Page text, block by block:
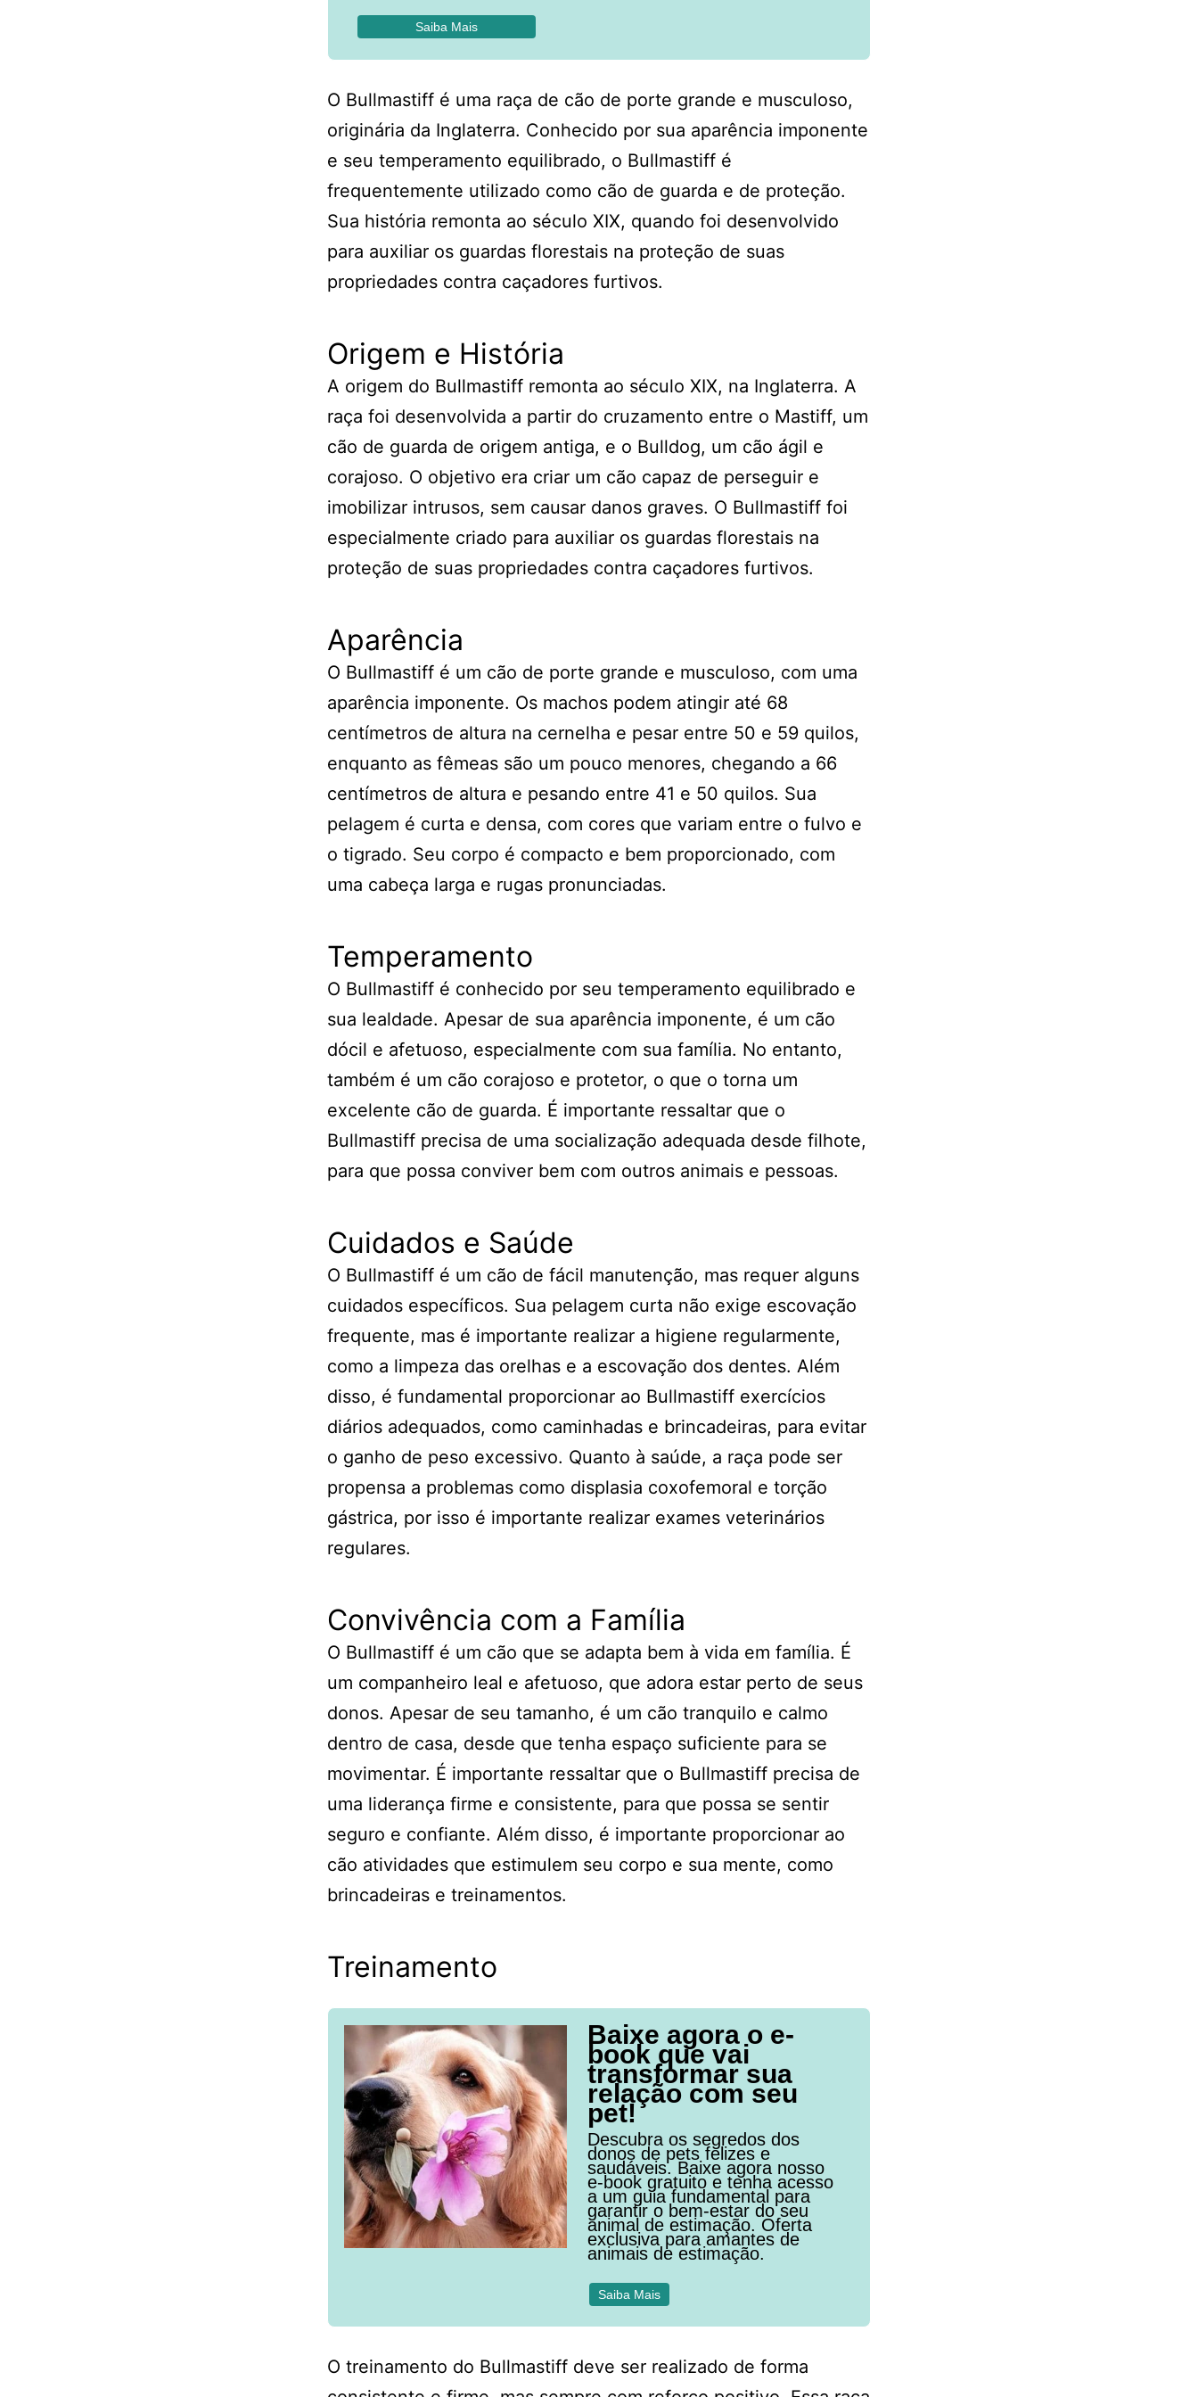
Saiba Mais
O Bullmastiff é uma raça de cão de porte grande e musculoso,
originária da Inglaterra. Conhecido por sua aparência imponente
e seu temperamento equilibrado, o Bullmastiff é
frequentemente utilizado como cão de guarda e de proteção.
Sua história remonta ao século XIX, quando foi desenvolvido
para auxiliar os guardas florestais na proteção de suas
propriedades contra caçadores furtivos.
Origem e História
A origem do Bullmastiff remonta ao século XIX, na Inglaterra. A
raça foi desenvolvida a partir do cruzamento entre o Mastiff, um
cão de guarda de origem antiga, e o Bulldog, um cão ágil e
corajoso. O objetivo era criar um cão capaz de perseguir e
imobilizar intrusos, sem causar danos graves. O Bullmastiff foi
especialmente criado para auxiliar os guardas florestais na
proteção de suas propriedades contra caçadores furtivos.
Aparência
O Bullmastiff é um cão de porte grande e musculoso, com uma
aparência imponente. Os machos podem atingir até 68
centímetros de altura na cernelha e pesar entre 50 e 59 quilos,
enquanto as fêmeas são um pouco menores, chegando a 66
centímetros de altura e pesando entre 41 e 50 quilos. Sua
pelagem é curta e densa, com cores que variam entre o fulvo e
o tigrado. Seu corpo é compacto e bem proporcionado, com
uma cabeça larga e rugas pronunciadas.
Temperamento
O Bullmastiff é conhecido por seu temperamento equilibrado e
sua lealdade. Apesar de sua aparência imponente, é um cão
dócil e afetuoso, especialmente com sua família. No entanto,
também é um cão corajoso e protetor, o que o torna um
excelente cão de guarda. É importante ressaltar que o
Bullmastiff precisa de uma socialização adequada desde filhote,
para que possa conviver bem com outros animais e pessoas.
Cuidados e Saúde
O Bullmastiff é um cão de fácil manutenção, mas requer alguns
cuidados específicos. Sua pelagem curta não exige escovação
frequente, mas é importante realizar a higiene regularmente,
como a limpeza das orelhas e a escovação dos dentes. Além
disso, é fundamental proporcionar ao Bullmastiff exercícios
diários adequados, como caminhadas e brincadeiras, para evitar
o ganho de peso excessivo. Quanto à saúde, a raça pode ser
propensa a problemas como displasia coxofemoral e torção
gástrica, por isso é importante realizar exames veterinários
regulares.
Convivência com a Família
O Bullmastiff é um cão que se adapta bem à vida em família. É
um companheiro leal e afetuoso, que adora estar perto de seus
donos. Apesar de seu tamanho, é um cão tranquilo e calmo
dentro de casa, desde que tenha espaço suficiente para se
movimentar. É importante ressaltar que o Bullmastiff precisa de
uma liderança firme e consistente, para que possa se sentir
seguro e confiante. Além disso, é importante proporcionar ao
cão atividades que estimulem seu corpo e sua mente, como
brincadeiras e treinamentos.
Treinamento
Baixe agora o e-
book que vai
transformar sua
relação com seu
pet!
Descubra os segredos dos
donos de pets felizes e
saudáveis. Baixe agora nosso
e-book gratuito e tenha acesso
a um guia fundamental para
garantir o bem-estar do seu
animal de estimação. Oferta
exclusiva para amantes de
animais de estimação.
Saiba Mais
O treinamento do Bullmastiff deve ser realizado de forma